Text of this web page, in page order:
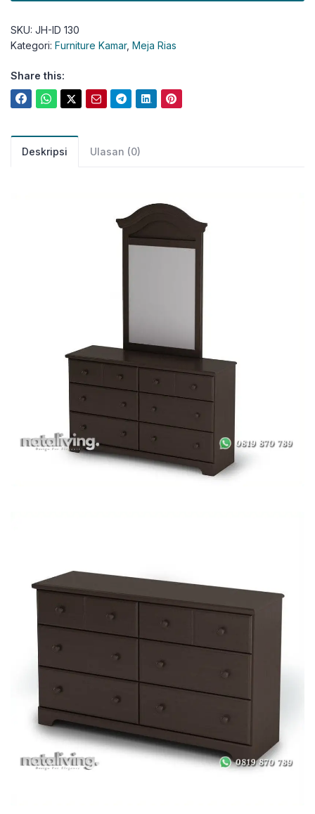
SKU: JH-ID 130
Kategori: Furniture Kamar, Meja Rias
Share this:
Deskripsi Ulasan (0)